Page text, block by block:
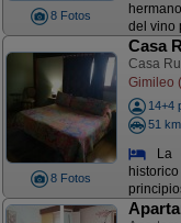
8 Fotos
del vino
8 Fotos
Casa
Casa
Gimileo
14+4
51
La